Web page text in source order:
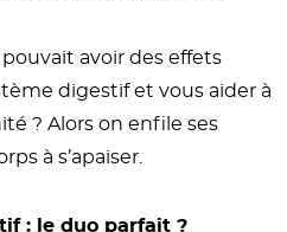
avoir des effets
digestif et vous aider à
? Alors on enfile ses
à s’apaiser.
: le duo parfait ?